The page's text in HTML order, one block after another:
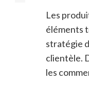
Les
éléments
stratégie
clientèle.
les